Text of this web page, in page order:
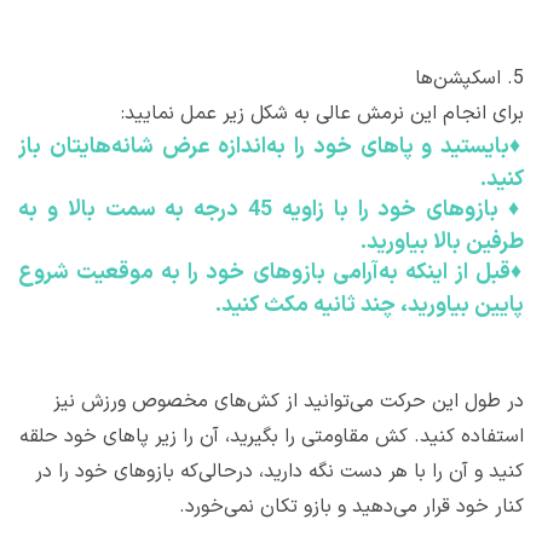
5. اسکپشن‌ها
برای انجام این نرمش عالی به شکل زیر عمل نمایید:
♦بایستید و پاهای خود را به‌اندازه عرض شانه‌هایتان باز
کنید.
♦
بازوهای خود را با زاویه 45 درجه به سمت بالا و به
طرفین بالا بیاورید.
♦قبل از اینکه به‌آرامی بازوهای خود را به موقعیت شروع
پایین بیاورید، چند ثانیه مکث کنید.
در طول این حرکت می‌توانید از کش‌های مخصوص ورزش نیز
استفاده کنید. کش مقاومتی را بگیرید، آن را زیر پاهای خود حلقه
کنید و آن را با هر دست نگه دارید، درحالی‌که بازوهای خود را در
کنار خود قرار می‌دهید و بازو تکان نمی‌خورد.